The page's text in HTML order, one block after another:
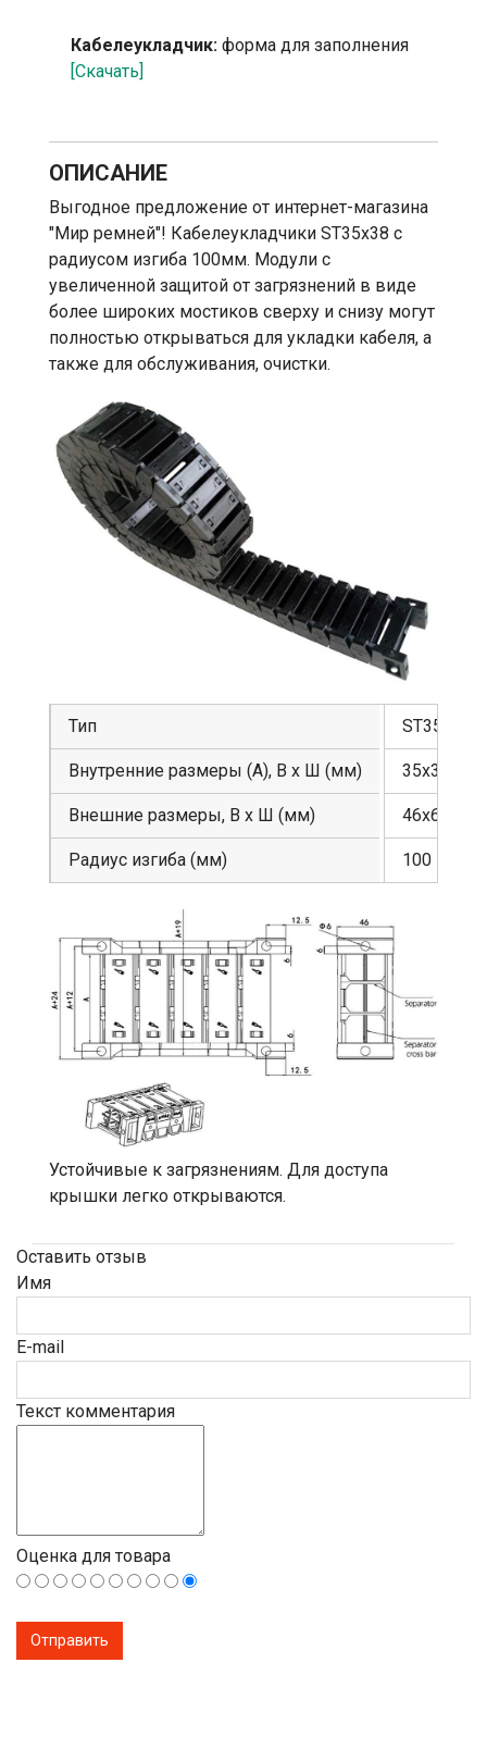
Кабелеукладчик: форма для заполнения
[Скачать]
ОПИСАНИЕ
Выгодное предложение от интернет-магазина
"Мир ремней"! Кабелеукладчики ST35х38 с
радиусом изгиба 100мм. Модули с
увеличенной защитой от загрязнений в виде
более широких мостиков сверху и снизу могут
полностью открываться для укладки кабеля, а
также для обслуживания, очистки.
Тип
Внутренние размеры (A), В х Ш (мм)
Внешние размеры, В х Ш (мм)
Радиус изгиба (мм)
ST35
35х38
46х62
100
Устойчивые к загрязнениям. Для доступа
крышки легко открываются.
Оставить отзыв
Имя
E-mail
Текст комментария
Оценка для товара